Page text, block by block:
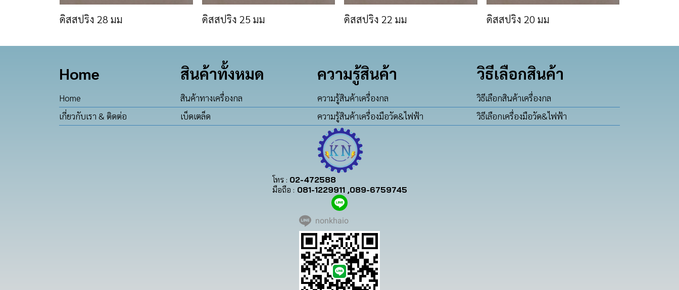
ดิสสปริง 28 มม ดิสสปริง 25 มม ดิสสปริง 22 มม ดิสสปริง 20 มม
Home
Home
เกี่ยวกับเรา & ติดต่อ
สินค้าทั้งหมด
สินค้าทางเครื่องกล
เบ็ดเตล็ด
ความรู้สินค้า
ความรู้สินค้าเครื่องกล
ความรู้สินค้าเครื่องมือวัด&ไฟฟ้า
วิธีเลือกสินค้า
วิธีเลือกสินค้าเครื่องกล
วิธีเลือกเครื่องมือวัด&ไฟฟ้า
โทร : 02-472588
มือถือ : 081-1229911 ,089-6759745
nonkhaio